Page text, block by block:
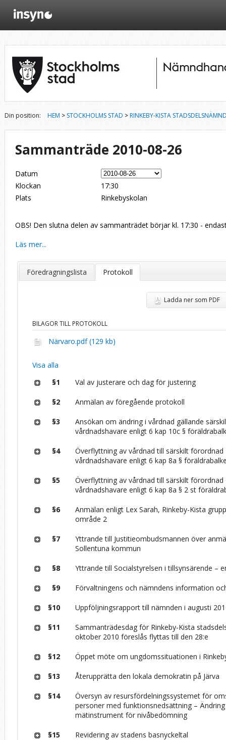
Din position: HEM > STOCKHOLMS STAD >RINKEBY-KISTA
Sammanträde 2010-08-26
Datum
Klockan
17:30
Plats
Rinkebyskolan
OBS! Den slutna delen av sammanträdet börjar kl. 17:30 -
Läs mer...
Föredragningslista Protokoll
Ladda ner som PDF
BILAGOR TILL PROTOKOLL
Närvaro.pdf (129 kb)
Visa alla
§1
Val av justerare och dag för justering
§2 Anmälan av föregående protokoll
§3
Ansökan om ändring i vårdnad gällande
vårdnadshavare enligt 6 kap 10c §
§4
Överflyttning av vårdnad till särskilt förordnad
vårdnadshavare enligt 6 kap 8a §
§5
Överflyttning av vårdnad till särskilt förordnad
vårdnadshavare enligt 6 kap 8a § 2 st
§6
Anmälan enligt Lex Sarah, Rinkeby-Kista
område 2
§7
Yttrande till Justitieombudsmannen över
Sollentuna kommun
§8 Yttrande till Socialstyrelsen i tillsynsärende –
§9 Förvaltningens och nämndens information
§10 Uppföljningsrapport till nämnden i augusti
§11
Sammanträdesdag för Rinkeby-Kista
oktober 2010 föreslås flyttas till den 28:e
§12 Öppet möte om ungdomssituationen i
§13 Återupprätta den lokala demokratin på Järva
§14
Översyn av resursfördelningssystemet för
personer med funktionsnedsättning –
mätinstrument för nivåbedömning
§15 Revidering av stadens basnyckeltal